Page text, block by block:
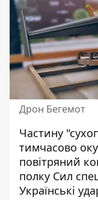
Дрон Бегемот
Частину
тимчасово
повітряний
полку Сил
Українські